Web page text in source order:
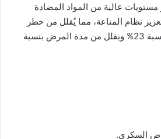
عالية من المواد المضادة
نظام المناعة، مما يُقلل من خطر
نزلات البرد أو الإنفلونزا بنسبة 23% ويقلل من مدة المرض بنسبة
السكري.